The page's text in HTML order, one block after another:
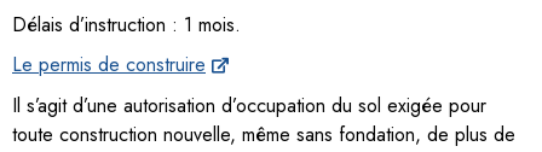
Délais d’instruction : 1 mois.
Le permis de construire
Il s’agit d’une autorisation d’occupation du sol exigée pour
toute construction nouvelle, même sans fondation, de plus de